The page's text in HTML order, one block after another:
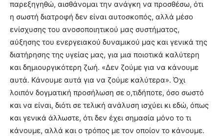
παρεξηγηθώ, αισθάνομαι την ανάγκη να προσθέσω, ότι
η σωστή διατροφή δεν είναι αυτοσκοπός, αλλά μέσο
ενίσχυσης του ανοσοποιητικού μας συστήματος,
αύξησης του ενεργειακού δυναμικού μας και γενικά της
διατήρησης της υγείας μας, για μια ποιοτικά καλύτερη
και δημιουργικότερη ζωή. «Δεν ζούμε για να κάνουμε
αυτά. Κάνουμε αυτά για να ζούμε καλύτερα». Όχι
λοιπόν δογματική προσήλωση σε ο,τιδήποτε, όσο σωστό
και να είναι, διότι σε τελική ανάλυση ισχύει κι εδώ, όπως
και γενικά άλλωστε, ότι δεν έχει σημασία μόνο το τι
κάνουμε, αλλά και ο τρόπος με τον οποίον το κάνουμε.